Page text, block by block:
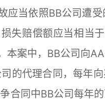
应当依照BB公司遭
失赔偿额应当相当
本案中，BB公司向
的代理合同，每年
合同中BB公司每年